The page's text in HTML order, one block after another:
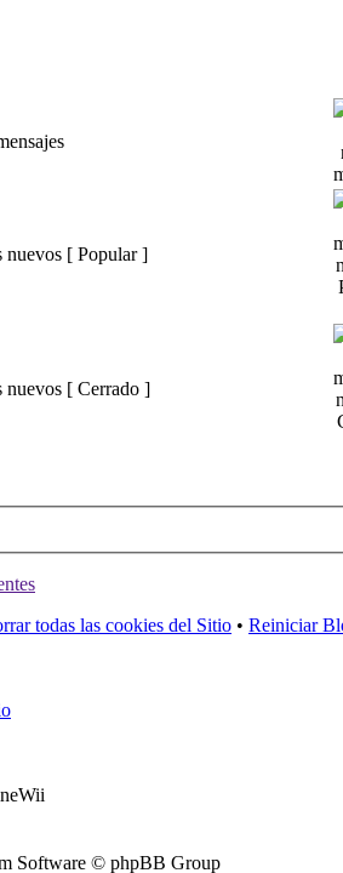
nuevos [ Popular ]
nuevos [ Cerrado ]
todas las cookies del Sitio • Reiniciar
Software © phpBB Group